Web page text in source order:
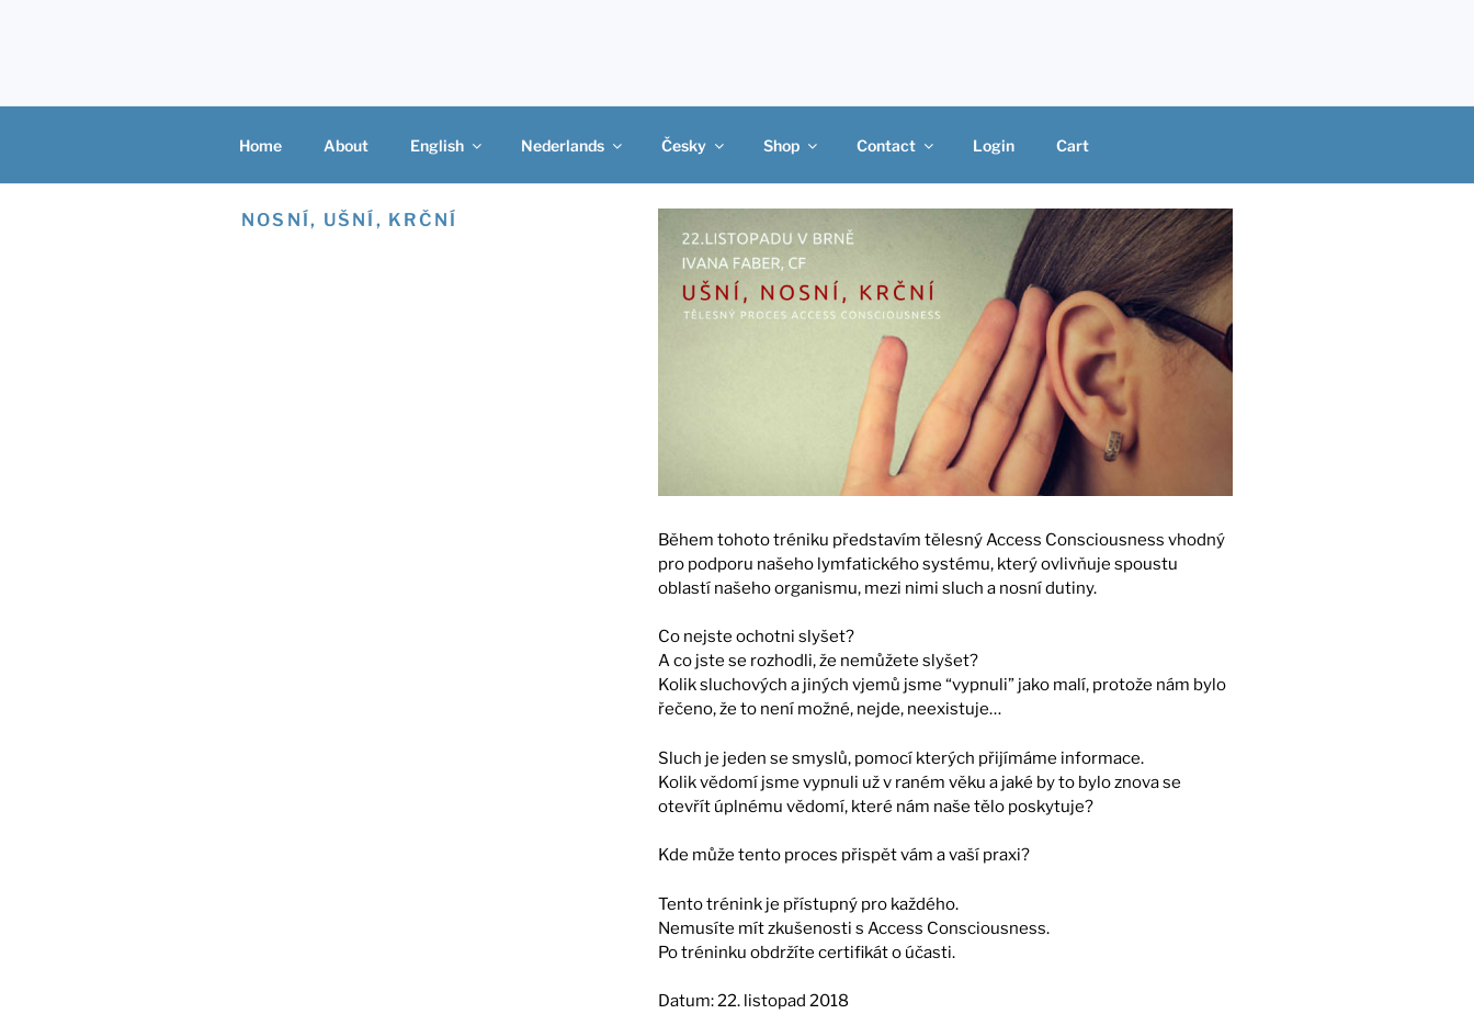
Home About English Nederlands Česky Shop Contact Login Cart
NOSNÍ, UŠNÍ, KRČNÍ
Během tohoto tréniku představím tělesný Access Consciousness vhodný
pro podporu našeho lymfatického systému, který ovlivňuje spoustu
oblastí našeho organismu, mezi nimi sluch a nosní dutiny.
Co nejste ochotni slyšet?
A co jste se rozhodli, že nemůžete slyšet?
Kolik sluchových a jiných vjemů jsme “vypnuli” jako malí, protože nám bylo
řečeno, že to není možné, nejde, neexistuje…
Sluch je jeden se smyslů, pomocí kterých přijímáme informace.
Kolik vědomí jsme vypnuli už v raném věku a jaké by to bylo znova se
otevřít úplnému vědomí, které nám naše tělo poskytuje?
Kde může tento proces přispět vám a vaší praxi?
Tento trénink je přístupný pro každého.
Nemusíte mít zkušenosti s Access Consciousness.
Po tréninku obdržíte certifikát o účasti.
Datum: 22. listopad 2018